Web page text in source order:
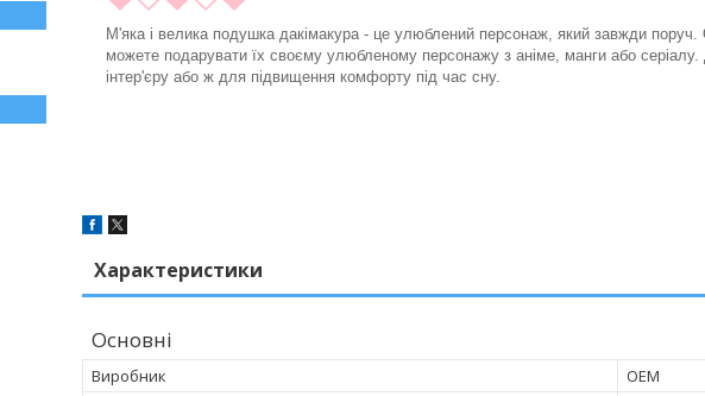
М'яка і велика подушка дакімакура - це улюблений персонаж, який завжди
можете подарувати їх своєму улюбленому персонажу з аніме, манги або
інтер'єру або ж для підвищення комфорту під час сну.
Характеристики
Основні
Виробник
OEM